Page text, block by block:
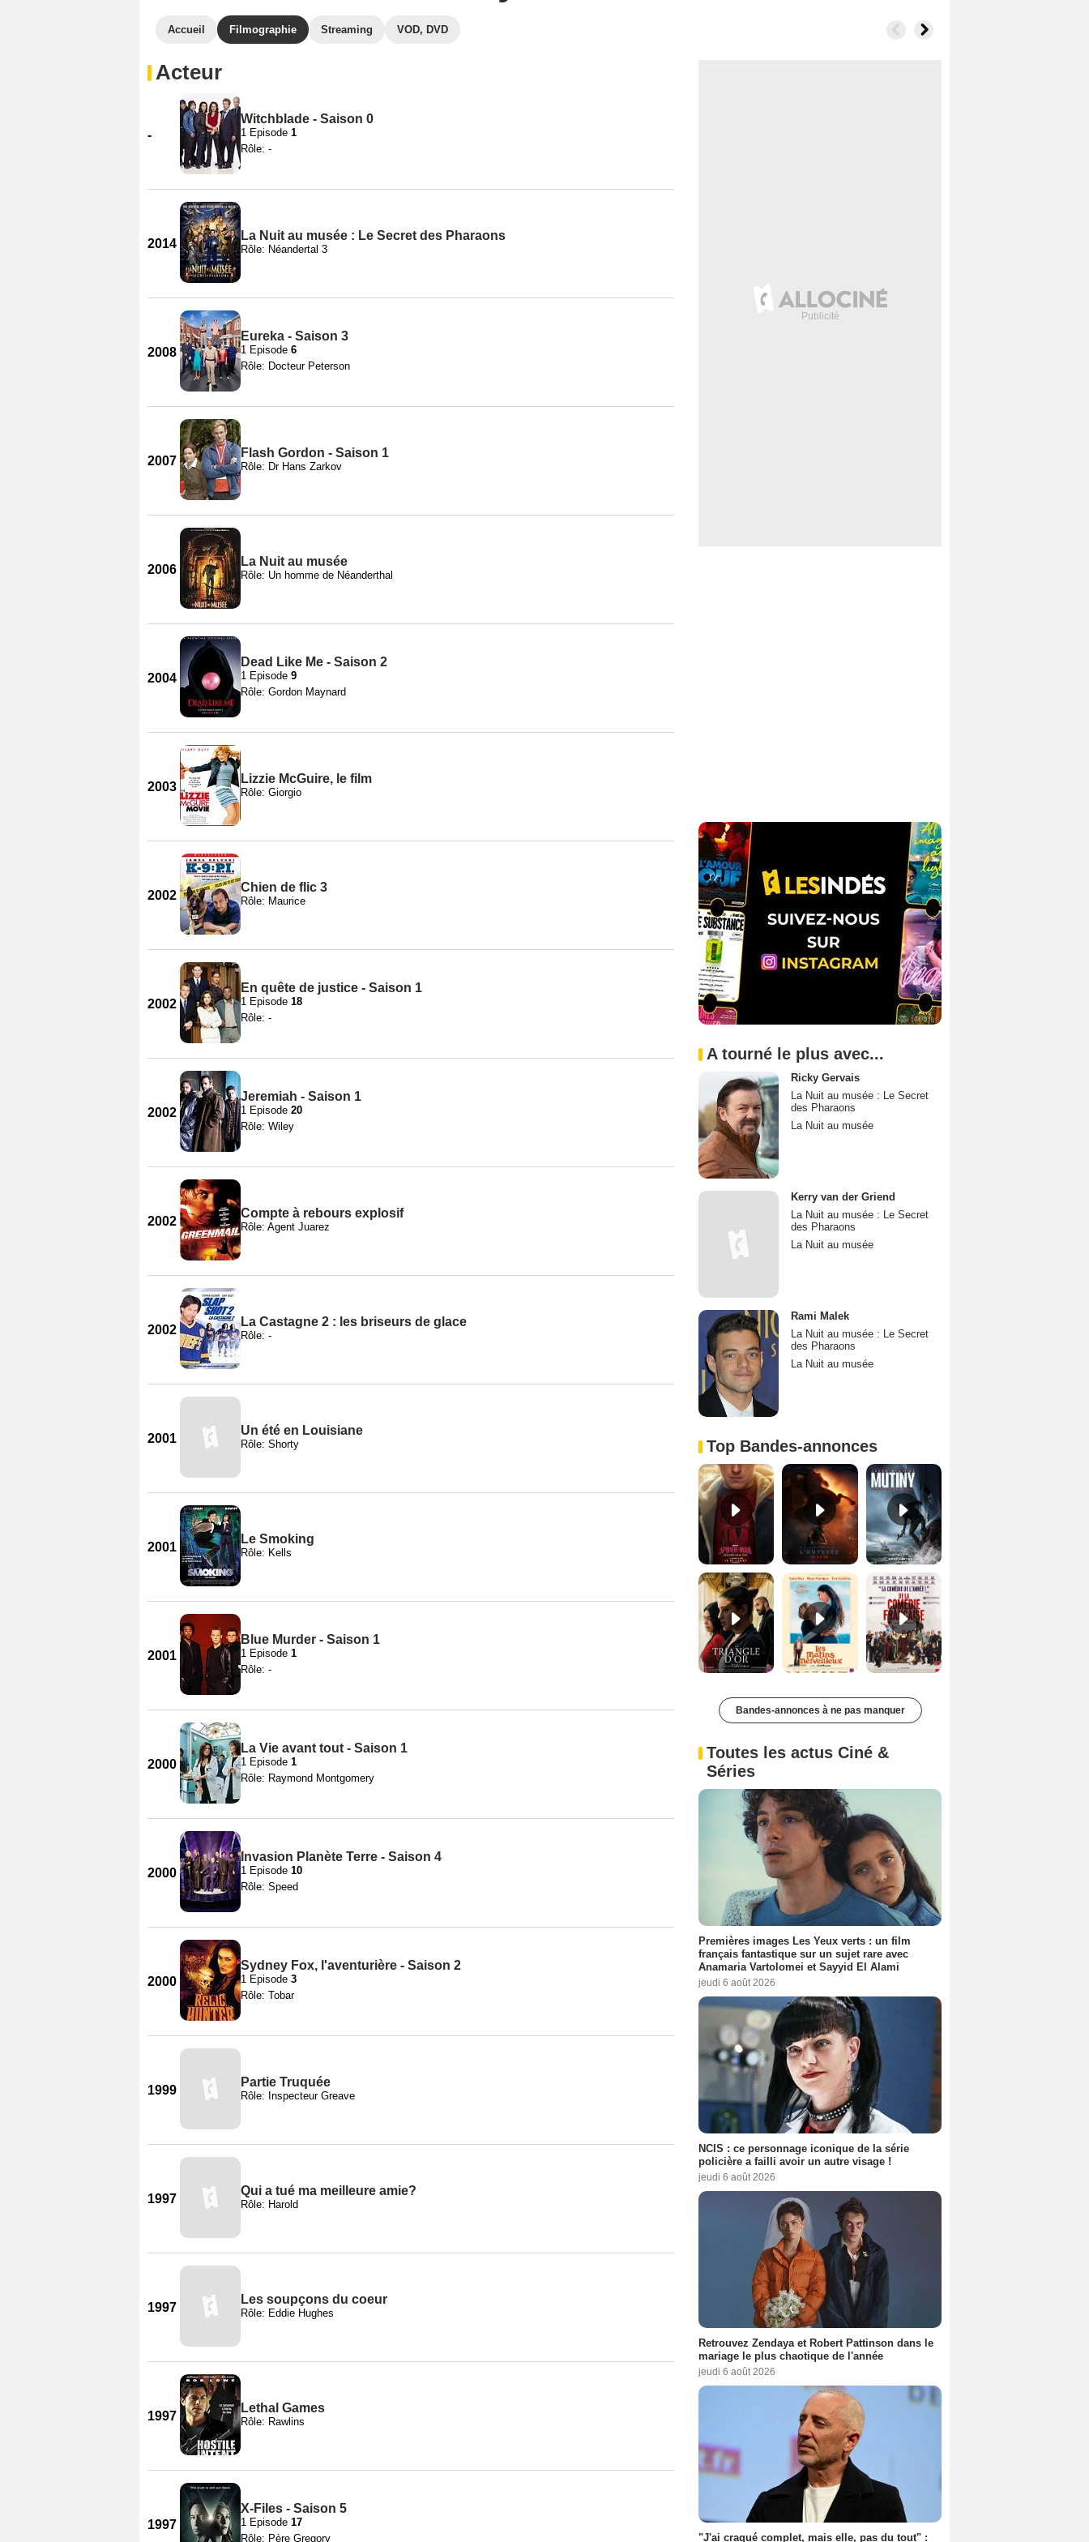
Accueil Filmographie Streaming VOD, DVD
Acteur
-
Witchblade - Saison 0
1 Episode 1
Rôle: -
2014
La Nuit au musée : Le Secret des Pharaons
Rôle: Néandertal 3
2008
Eureka - Saison 3
1 Episode 6
Rôle: Docteur Peterson
2007
Flash Gordon - Saison 1
Rôle: Dr Hans Zarkov
2006
La Nuit au musée
Rôle: Un homme de Néanderthal
2004
Dead Like Me - Saison 2
1 Episode 9
Rôle: Gordon Maynard
2003
Lizzie McGuire, le film
Rôle: Giorgio
2002
Chien de flic 3
Rôle: Maurice
2002
En quête de justice - Saison 1
1 Episode 18
Rôle: -
2002
Jeremiah - Saison 1
1 Episode 20
Rôle: Wiley
2002
Compte à rebours explosif
Rôle: Agent Juarez
2002
La Castagne 2 : les briseurs de glace
Rôle: -
2001
Un été en Louisiane
Rôle: Shorty
2001
Le Smoking
Rôle: Kells
2001
Blue Murder - Saison 1
1 Episode 1
Rôle: -
2000
La Vie avant tout - Saison 1
1 Episode 1
Rôle: Raymond Montgomery
2000
Invasion Planète Terre - Saison 4
1 Episode 10
Rôle: Speed
2000
Sydney Fox, l'aventurière - Saison 2
1 Episode 3
Rôle: Tobar
1999
Partie Truquée
Rôle: Inspecteur Greave
1997
Qui a tué ma meilleure amie?
Rôle: Harold
1997
Les soupçons du coeur
Rôle: Eddie Hughes
1997
Lethal Games
Rôle: Rawlins
1997
X-Files - Saison 5
1 Episode 17
Rôle: Père Gregory
A tourné le plus avec...
Ricky Gervais
La Nuit au musée : Le Secret
des Pharaons
La Nuit au musée
Kerry van der Griend
La Nuit au musée : Le Secret
des Pharaons
La Nuit au musée
Rami Malek
La Nuit au musée : Le Secret
des Pharaons
La Nuit au musée
Top Bandes-annonces
Spider-Man: Brand New Day Bande-annonce VO STFR L'Odyssée Bande-annonce VO STFR
Les Matins merveilleux Bande-annonce VF De la Comédie-Française Teaser VF
Bandes-annonces à ne pas manquer
Toutes les actus Ciné &
Séries
Premières images Les Yeux verts : un film
français fantastique sur un sujet rare avec
Anamaria Vartolomei et Sayyid El Alami
jeudi 6 août 2026
NCIS : ce personnage iconique de la série
policière a failli avoir un autre visage !
jeudi 6 août 2026
Retrouvez Zendaya et Robert Pattinson dans le
mariage le plus chaotique de l'année
jeudi 6 août 2026
"J'ai craqué complet, mais elle, pas du tout" :